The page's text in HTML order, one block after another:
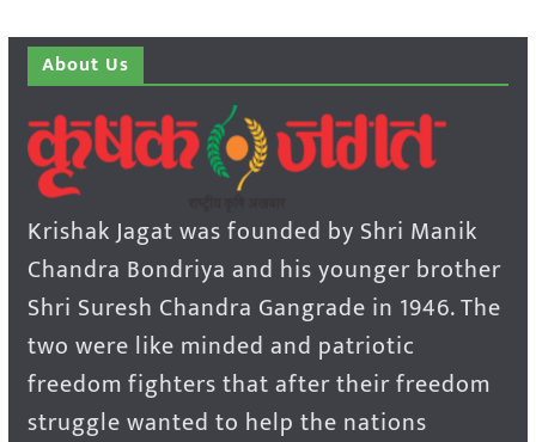
About Us
Krishak Jagat was founded by Shri Manik
Chandra Bondriya and his younger brother
Shri Suresh Chandra Gangrade in 1946. The
two were like minded and patriotic
freedom fighters that after their freedom
struggle wanted to help the nations